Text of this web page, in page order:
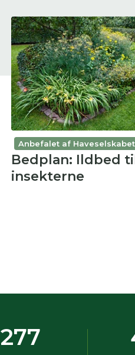
Anbefalet af Haveselskabet
Bedplan: Ildbed til
insekterne
277